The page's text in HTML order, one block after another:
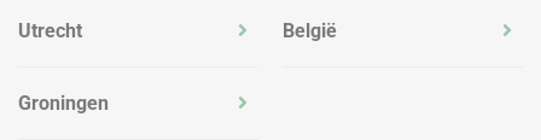
Utrecht
Groningen
België